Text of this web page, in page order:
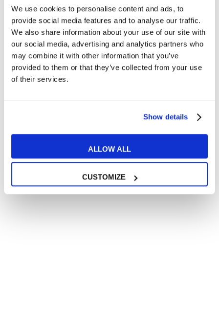
We use cookies to personalise content and ads, to
provide social media features and to analyse our traffic.
We also share information about your use of our site with
our social media, advertising and analytics partners who
may combine it with other information that you’ve
provided to them or that they’ve collected from your use
of their services.
Show details
ALLOW ALL
CUSTOMIZE
Cosa ti piace leggere?
Articoli dedicati alla grammatica inglese
Articoli dedicati a inglese nel mondo del lavoro
Articoli con tips e new sulla lingua inglese
Articoli divertenti su film e musica
In quanto di età superiore ai 16 anni, dichiaro di acconsentire
all’informativa privacy.
Desidero ricevere comunicazioni commerciali e promozionali
** le sedi contrassegnate con * offrono sempre solo corsi online